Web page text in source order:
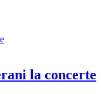
la concerte